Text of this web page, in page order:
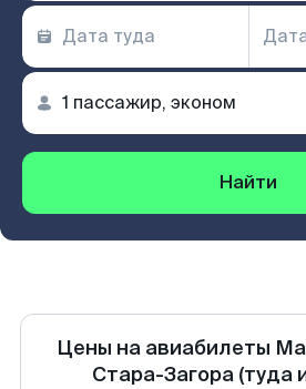
Найти
Цены на авиабилеты
Стара-Загора (туда